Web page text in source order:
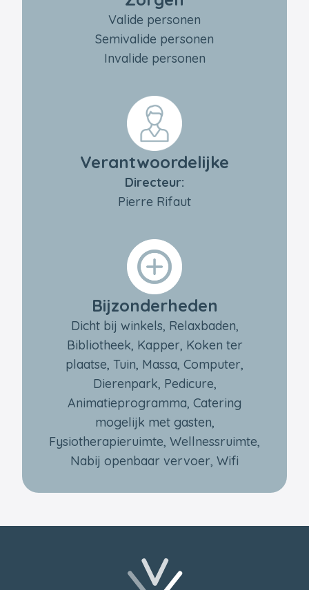
Valide personen
Semivalide personen
Invalide personen
Verantwoordelijke
Directeur:
Pierre Rifaut
Bijzonderheden
Dicht bij winkels, Relaxbaden,
Bibliotheek, Kapper, Koken ter
plaatse, Tuin, Massa, Computer,
Dierenpark, Pedicure,
Animatieprogramma, Catering
mogelijk met gasten,
Fysiotherapieruimte, Wellnessruimte,
Nabij openbaar vervoer, Wifi
Terug naar de startpagina